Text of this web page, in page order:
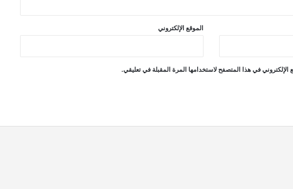
الموقع الإلكتروني
في هذا المتصفح لاستخدامها المرة المقبلة في تعليقي.